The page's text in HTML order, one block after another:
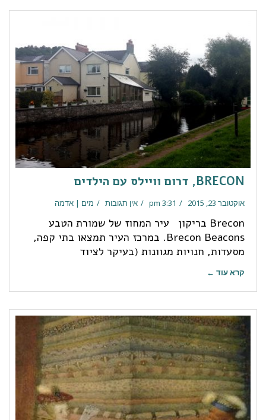
BRECON, דרום וויילס עם הילדים
אוקטובר 23, 2015 3:31 pm אין תגובות מים | אדמה
Brecon בריקון עיר המחוז של שמורת הטבע
Brecon Beacons. במרכז העיר תמצאו בתי קפה,
מסעדות, חנויות מגוונות (בעיקר לציוד
קרא עוד ←